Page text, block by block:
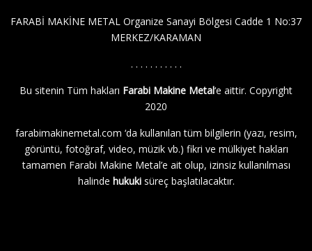
FARABİ MAKİNE METAL Organize Sanayi Bölgesi Cadde 1 No:37
MERKEZ/KARAMAN
. . . . . . . . . . .
Bu sitenin Tüm hakları Farabi Makine Metal‘e aittir. Copyright
2020
farabimakinemetal.com ‘da kullanılan tüm bilgilerin (yazı, resim,
görüntü, fotoğraf, video, müzik vb.) fikri ve mülkiyet hakları
tamamen Farabi Makine Metal’e ait olup, izinsiz kullanılması
halinde hukukisüreç başlatılacaktır.